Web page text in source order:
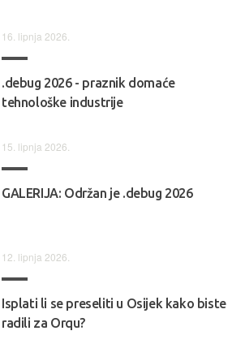
16. lipnja 2026.
.debug 2026 - praznik domaće
tehnološke industrije
15. lipnja 2026.
GALERIJA: Održan je .debug 2026
12. lipnja 2026.
Isplati li se preseliti u Osijek kako biste
radili za Orqu?